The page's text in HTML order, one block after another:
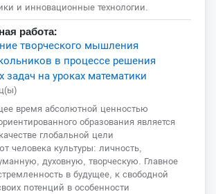
и инновационные технологии.
работа:
творческого мышления
в процессе решения
задач на уроках математики
время абсолютной ценностью
образования является
глобальной цели
человека культуры: личность,
духовную, творческую. Главное
в будущее, к свободной
потенций в особенности